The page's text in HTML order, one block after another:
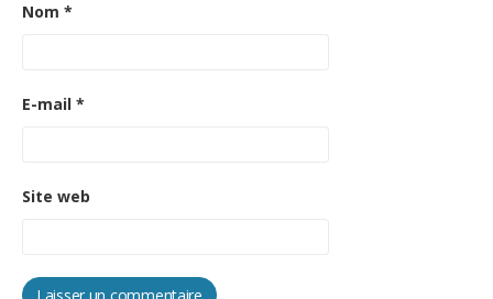
Nom *
E-mail *
Site web